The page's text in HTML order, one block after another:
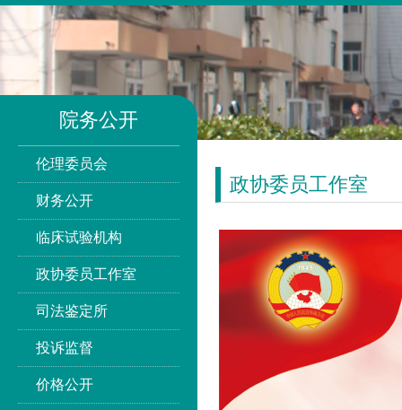
院务公开
伦理委员会
财务公开
临床试验机构
政协委员工作室
司法鉴定所
投诉监督
价格公开
政协委员工作室